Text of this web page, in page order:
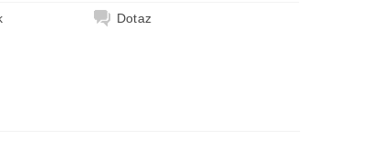
Dotaz